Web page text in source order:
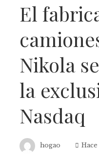
El
Nikola
la
Nasdaq
hogao Hace